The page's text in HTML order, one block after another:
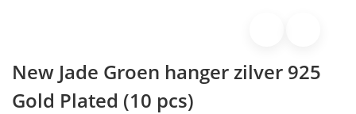
New Jade Groen hanger zilver 925
Gold Plated (10 pcs)